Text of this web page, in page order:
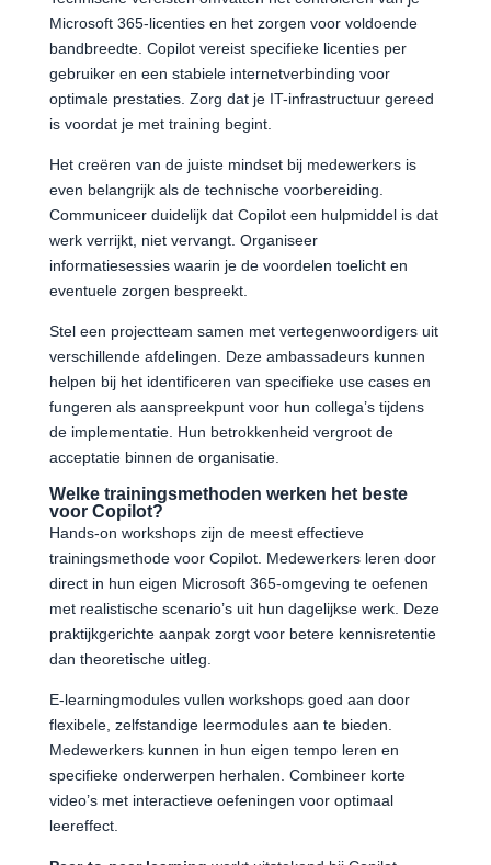
Microsoft 365-licenties en het zorgen voor voldoende
bandbreedte. Copilot vereist specifieke licenties per
gebruiker en een stabiele internetverbinding voor
optimale prestaties. Zorg dat je IT-infrastructuur gereed
is voordat je met training begint.
Het creëren van de juiste mindset bij medewerkers is
even belangrijk als de technische voorbereiding.
Communiceer duidelijk dat Copilot een hulpmiddel is dat
werk verrijkt, niet vervangt. Organiseer
informatiesessies waarin je de voordelen toelicht en
eventuele zorgen bespreekt.
Stel een projectteam samen met vertegenwoordigers uit
verschillende afdelingen. Deze ambassadeurs kunnen
helpen bij het identificeren van specifieke use cases en
fungeren als aanspreekpunt voor hun collega’s tijdens
de implementatie. Hun betrokkenheid vergroot de
acceptatie binnen de organisatie.
Welke trainingsmethoden werken het beste
voor Copilot?
Hands-on workshops zijn de meest effectieve
trainingsmethode voor Copilot. Medewerkers leren door
direct in hun eigen Microsoft 365-omgeving te oefenen
met realistische scenario’s uit hun dagelijkse werk. Deze
praktijkgerichte aanpak zorgt voor betere kennisretentie
dan theoretische uitleg.
E-learningmodules vullen workshops goed aan door
flexibele, zelfstandige leermodules aan te bieden.
Medewerkers kunnen in hun eigen tempo leren en
specifieke onderwerpen herhalen. Combineer korte
video’s met interactieve oefeningen voor optimaal
leereffect.